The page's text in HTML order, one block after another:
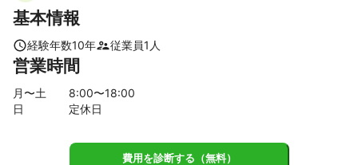
基本情報
経験年数10年 従業員1 人
営業時間
月〜土 8:00〜18:00
日
定休日
費用を診断する（無料）